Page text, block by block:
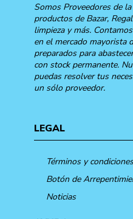
Somos Proveedores de
productos de Bazar,
limpieza y más.
en el mercado mayorista
preparados para
con stock permanente.
puedas resolver tus
un sólo proveedor.
LEGAL
Términos y condiciones
Botón de
Noticias